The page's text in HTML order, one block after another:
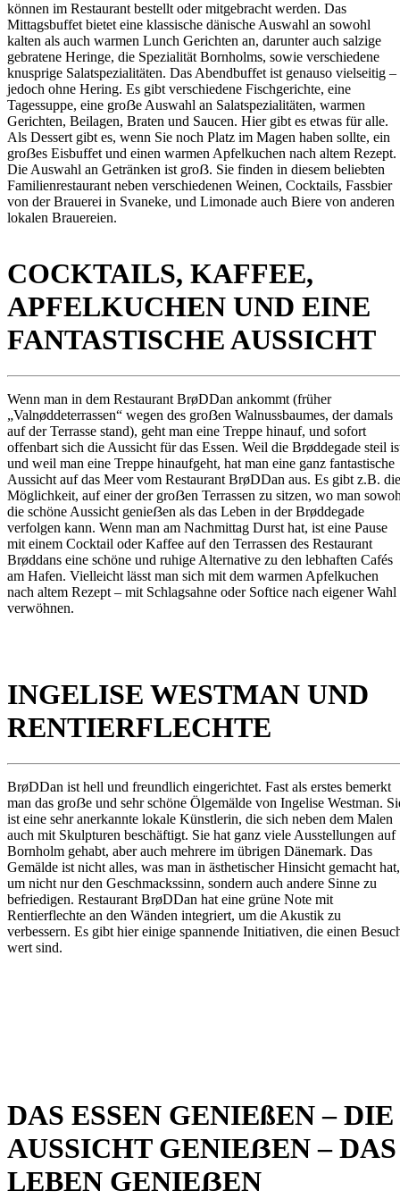
können im Restaurant bestellt oder mitgebracht werden. Das
Mittagsbuffet bietet eine klassische dänische Auswahl an sowohl
kalten als auch warmen Lunch Gerichten an, darunter auch salzige
gebratene Heringe, die Spezialität Bornholms, sowie verschiedene
knusprige Salatspezialitäten. Das Abendbuffet ist genauso vielseitig –
jedoch ohne Hering. Es gibt verschiedene Fischgerichte, eine
Tagessuppe, eine groẞe Auswahl an Salatspezialitäten, warmen
Gerichten, Beilagen, Braten und Saucen. Hier gibt es etwas für alle.
Als Dessert gibt es, wenn Sie noch Platz im Magen haben sollte, ein
groẞes Eisbuffet und einen warmen Apfelkuchen nach altem Rezept.
Die Auswahl an Getränken ist groẞ. Sie finden in diesem beliebten
Familienrestaurant neben verschiedenen Weinen, Cocktails, Fassbier
von der Brauerei in Svaneke, und Limonade auch Biere von anderen
lokalen Brauereien.
COCKTAILS, KAFFEE,
APFELKUCHEN UND EINE
FANTASTISCHE AUSSICHT
Wenn man in dem Restaurant BrøDDan ankommt (früher
„Valnøddeterrassen“ wegen des groẞen Walnussbaumes, der damals
auf der Terrasse stand), geht man eine Treppe hinauf, und sofort
offenbart sich die Aussicht für das Essen. Weil die Brøddegade steil
und weil man eine Treppe hinaufgeht, hat man eine ganz fantastische
Aussicht auf das Meer vom Restaurant BrøDDan aus. Es gibt z.B. die
Möglichkeit, auf einer der groẞen Terrassen zu sitzen, wo man
die schöne Aussicht genieẞen als das Leben in der Brøddegade
verfolgen kann. Wenn man am Nachmittag Durst hat, ist eine Pause
mit einem Cocktail oder Kaffee auf den Terrassen des Restaurant
Brøddans eine schöne und ruhige Alternative zu den lebhaften Cafés
am Hafen. Vielleicht lässt man sich mit dem warmen Apfelkuchen
nach altem Rezept – mit Schlagsahne oder Softice nach eigener Wahl
verwöhnen.
INGELISE WESTMAN UND
RENTIERFLECHTE
BrøDDan ist hell und freundlich eingerichtet. Fast als erstes bemerkt
man das groẞe und sehr schöne Ölgemälde von Ingelise Westman.
ist eine sehr anerkannte lokale Künstlerin, die sich neben dem Malen
auch mit Skulpturen beschäftigt. Sie hat ganz viele Ausstellungen auf
Bornholm gehabt, aber auch mehrere im übrigen Dänemark. Das
Gemälde ist nicht alles, was man in ästhetischer Hinsicht gemacht hat,
um nicht nur den Geschmackssinn, sondern auch andere Sinne zu
befriedigen. Restaurant BrøDDan hat eine grüne Note mit
Rentierflechte an den Wänden integriert, um die Akustik zu
verbessern. Es gibt hier einige spannende Initiativen, die einen
wert sind.
DAS ESSEN GENIEßEN – DIE
AUSSICHT GENIEẞEN – DAS
LEBEN GENIEẞEN